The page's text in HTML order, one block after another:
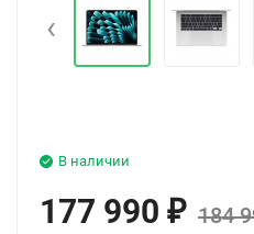
‹
В наличии
177 990 ₽ 184